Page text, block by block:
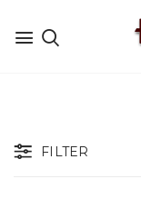
FILTER